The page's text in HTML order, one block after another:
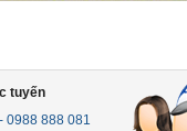
tuyến
0988 888 081